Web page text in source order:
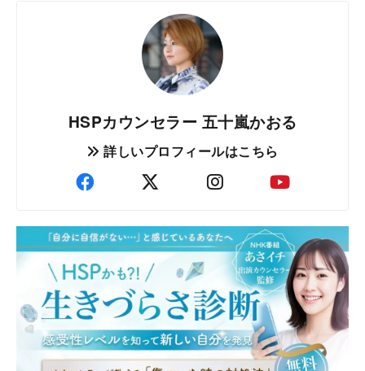
HSPカウンセラー 五十嵐かおる
詳しいプロフィールはこちら